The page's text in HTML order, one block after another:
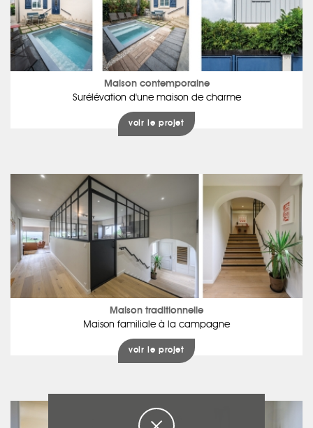
Maison contemporaine
Surélévation d'une maison de charme
voir le projet
Maison traditionnelle
Maison familiale à la campagne
voir le projet